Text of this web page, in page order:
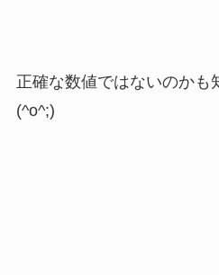
正確な数値ではないのかも
(^o^;)